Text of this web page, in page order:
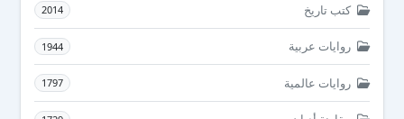
كتب تاريخ 2014
روايات عربية 1944
روايات عالمية 1797